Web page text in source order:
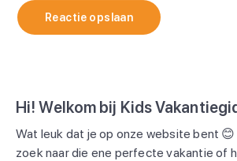
Reactie opslaan
Hi! Welkom bij Kids
Wat leuk dat je op onze website bent
zoek naar die ene perfecte vakantie of